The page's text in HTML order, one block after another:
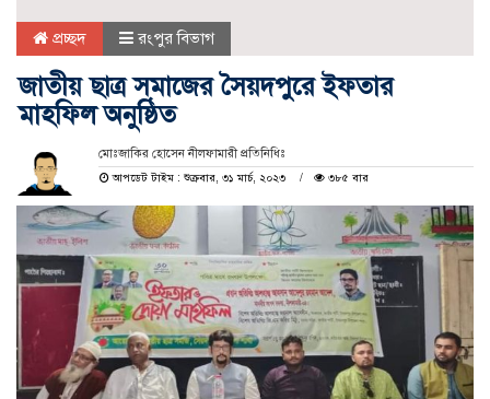
প্রচ্ছদ রংপুর বিভাগ
জাতীয় ছাত্র সমাজের সৈয়দপুরে ইফতার
মাহফিল অনুষ্ঠিত
মোঃজাকির হোসেন নীলফামারী প্রতিনিধিঃ
আপডেট টাইম : শুক্রবার, ৩১ মার্চ, ২০২৩
৩৮৫ বার